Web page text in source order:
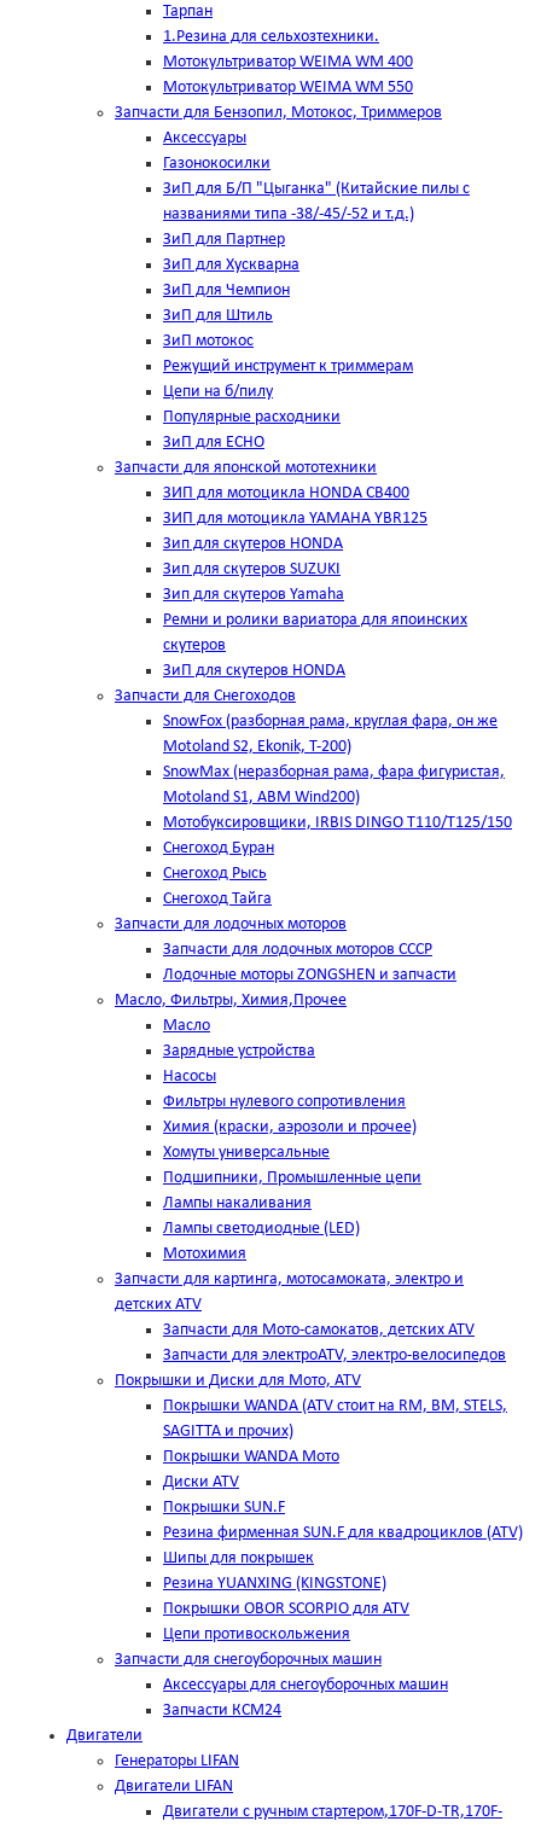
Тарпан
1.Резина для сельхозтехники.
Мотокультриватор WEIMA WM 400
Мотокультриватор WEIMA WM 550
Запчасти для Бензопил, Мотокос, Триммеров
Аксессуары
Газонокосилки
ЗиП для Б/П "Цыганка" (Китайские пилы с
названиями типа -38/-45/-52 и т.д.)
ЗиП для Партнер
ЗиП для Хускварна
ЗиП для Чемпион
ЗиП для Штиль
ЗиП мотокос
Режущий инструмент к триммерам
Цепи на б/пилу
Популярные расходники
ЗиП для ЕСНО
Запчасти для японской мототехники
ЗИП для мотоцикла HONDA CB400
ЗИП для мотоцикла YAMAHA YBR125
Зип для скутеров HONDA
Зип для скутеров SUZUKI
Зип для скутеров Yamaha
Ремни и ролики вариатора для япоинских
скутеров
ЗиП для скутеров HONDA
Запчасти для Снегоходов
SnowFox (разборная рама, круглая фара, он же
Motoland S2, Ekonik, T-200)
SnowMax (неразборная рама, фара фигуристая,
Motoland S1, ABM Wind200)
Мотобуксировщики, IRBIS DINGO Т110/Т125/150
Снегоход Буран
Снегоход Рысь
Снегоход Тайга
Запчасти для лодочных моторов
Запчасти для лодочных моторов СССР
Лодочные моторы ZONGSHEN и запчасти
Масло, Фильтры, Химия,Прочее
Масло
Зарядные устройства
Насосы
Фильтры нулевого сопротивления
Химия (краски, аэрозоли и прочее)
Хомуты универсальные
Подшипники, Промышленные цепи
Лампы накаливания
Лампы светодиодные (LED)
Мотохимия
Запчасти для картинга, мотосамоката, электро и
детских ATV
Запчасти для Мото-самокатов, детских ATV
Запчасти для электроATV, электро-велосипедов
Покрышки и Диски для Мото, ATV
Покрышки WANDA (АТV стоит на RM, BM, STELS,
SAGITTA и прочих)
Покрышки WANDA Мото
Диски ATV
Покрышки SUN.F
Резина фирменная SUN.F для квадроциклов (АТV)
Шипы для покрышек
Резина YUANXING (KINGSTONE)
Покрышки OBOR SCORPIO для ATV
Цепи противоскольжения
Запчасти для снегоуборочных машин
Аксессуары для снегоуборочных машин
Запчасти КСМ24
Двигатели
Генераторы LIFAN
Двигатели LIFAN
Двигатели с ручным стартером,170F-D-TR,170F-